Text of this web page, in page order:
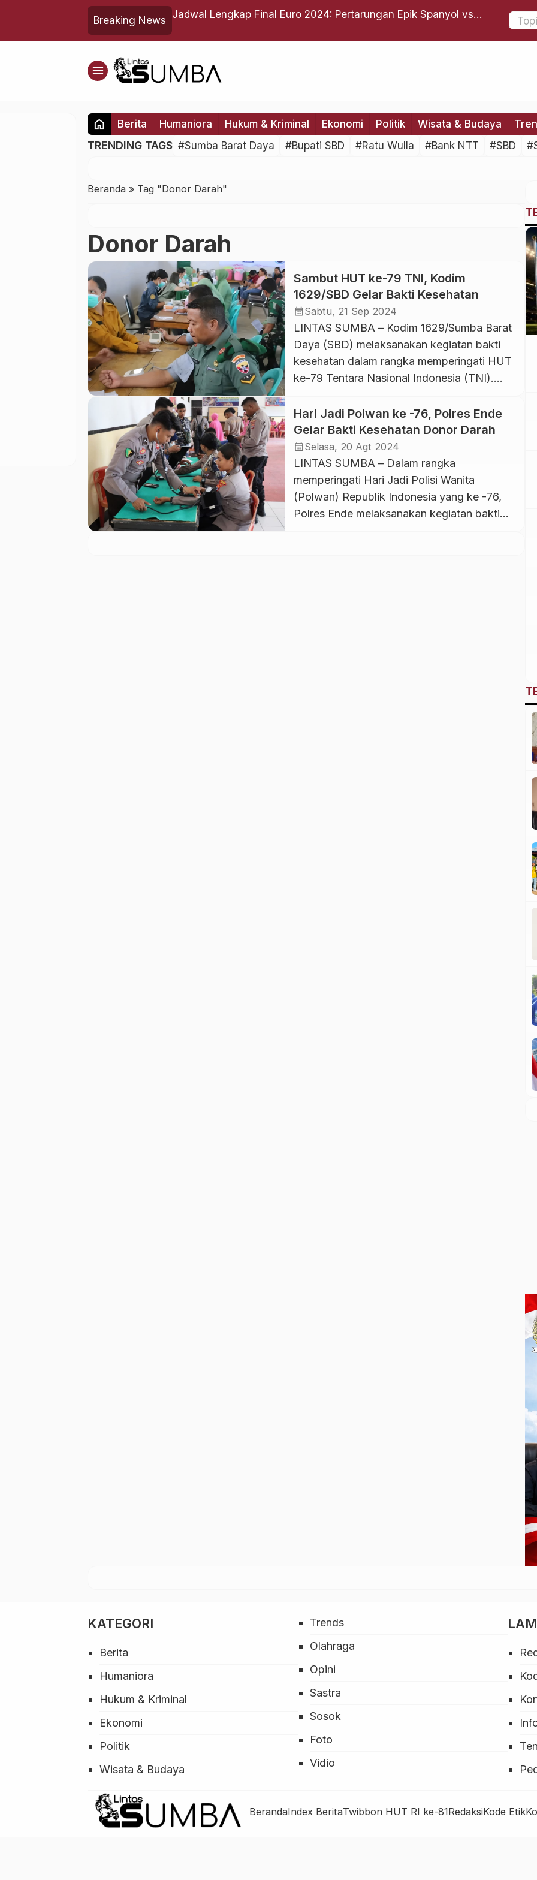
Breaking News Jadwal Lengkap Final Euro 2024: Pertarungan Epik Spanyol vs
Bupati
menu
home Berita Humaniora Hukum & Kriminal Ekonomi Politik Wisata & Budaya
TRENDING TAGS #Sumba Barat Daya #Bupati SBD #Ratu Wulla #Bank NTT #SBD
Beranda » Tag "Donor Darah"
Donor Darah
Sambut HUT ke-79 TNI, Kodim
1629/SBD Gelar Bakti Kesehatan
calendar_monthSabtu, 21 Sep 2024
LINTAS SUMBA – Kodim 1629/Sumba Barat
Daya (SBD) melaksanakan kegiatan bakti
kesehatan dalam rangka memperingati HUT
ke-79 Tentara Nasional Indonesia (TNI).
1629/SBD, Jl. Ir. Soekarno, Desa
Watukawula, Kecamatan Kota Tambolaka,
pada Sabtu, 21 September 2024. Giat kali ini,
Kodim 1629/SBD bekerja sama dengan
tenaga medis dari RSUD Redabolo dan […]
Hari Jadi Polwan ke -76, Polres Ende
Gelar Bakti Kesehatan Donor Darah
calendar_monthSelasa, 20 Agt 2024
LINTAS SUMBA – Dalam rangka
memperingati Hari Jadi Polisi Wanita
(Polwan) Republik Indonesia yang ke -76,
Polres Ende melaksanakan kegiatan bakti
KATEGORI
Berita
Humaniora
Hukum & Kriminal
Ekonomi
Politik
Wisata & Budaya
Trends
Olahraga
Opini
Sastra
Sosok
Foto
Vidio
BerandaIndex BeritaTwibbon HUT RI ke-81RedaksiKode Etik